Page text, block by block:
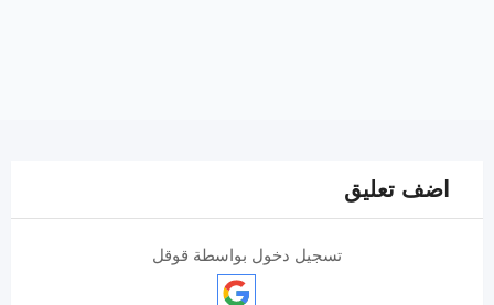
اضف تعليق
تسجيل دخول بواسطة قوقل